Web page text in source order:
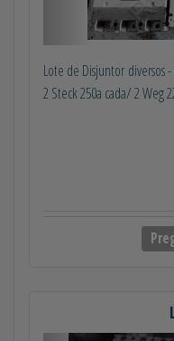
Lote de Disjuntor diversos
2 Steck 250a cada/ 2 Weg